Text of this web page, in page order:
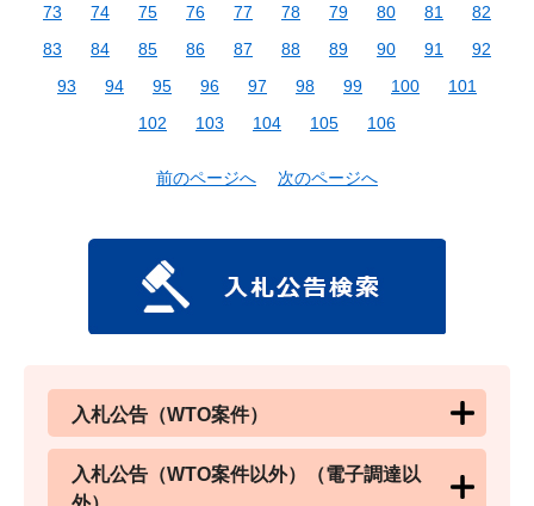
73
74 75 76 77 78 79 80 81
82
83
84 85 86 87 88 89 90 91
92
93
94 95 96 97 98 99 100
101
102
103 104 105 106
前のページへ 次のページへ
入札公告（WTO案件）
入札公告（WTO案件以外）（電子調達以